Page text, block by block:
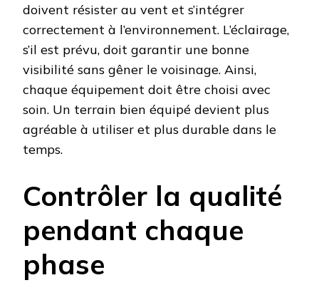
doivent résister au vent et s’intégrer
correctement à l’environnement. L’éclairage,
s’il est prévu, doit garantir une bonne
visibilité sans gêner le voisinage. Ainsi,
chaque équipement doit être choisi avec
soin. Un terrain bien équipé devient plus
agréable à utiliser et plus durable dans le
temps.
Contrôler la qualité
pendant chaque
phase